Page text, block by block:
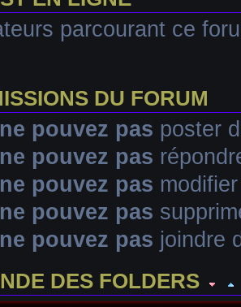
parcourant ce
DU FORUM
ne pouvez pas poster
ne pouvez pas
ne pouvez pas
ne pouvez pas
ne pouvez pas joindre
DES FOLDERS